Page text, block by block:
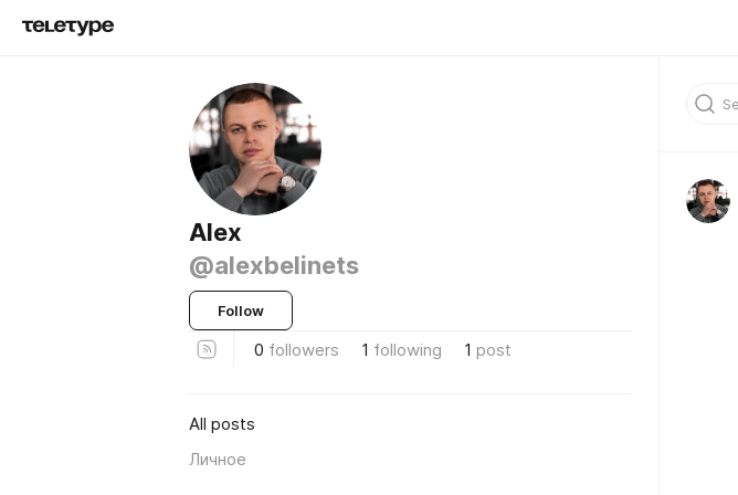
Alex
@alexbelinets
Follow
0 followers 1 following 1 post
All posts
Личное